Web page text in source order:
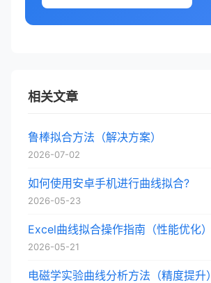
相关文章
鲁棒拟合方法（解决方案）
2026-07-02
如何使用安卓手机进行曲线拟合?
2026-05-23
Excel曲线拟合操作指南（性能优化）
2026-05-21
电磁学实验曲线分析方法（精度提升）